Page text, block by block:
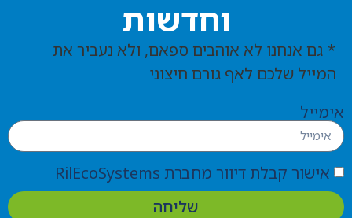
וחדשות
* גם אנחנו לא אוהבים ספאם, ולא נעביר את
המייל שלכם לאף גורם חיצוני
אימייל
אישור קבלת דיוור מחברת RilEcoSystems
שליחה